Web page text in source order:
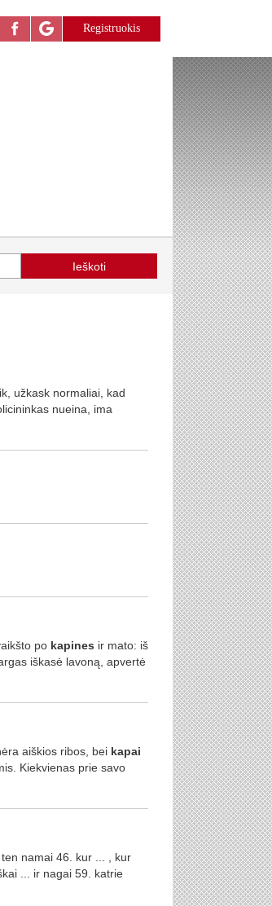
Registruokis
užkask normaliai, kad
nueina, ima
po kapines ir mato: iš
iškasė lavoną, apvertė
aiškios ribos, bei kapai
Kiekvienas prie savo
, ten namai 46. kur ... , kur
... ir nagai 59. katrie